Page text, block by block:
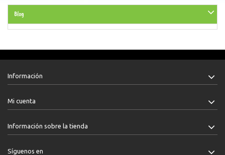
Blog
Información
Mi cuenta
Información sobre la tienda
Síguenos en